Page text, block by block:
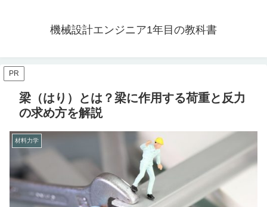
機械設計エンジニア1年目の教科書
PR
梁（はり）とは？梁に作用する荷重と反力
の求め方を解説
材料力学